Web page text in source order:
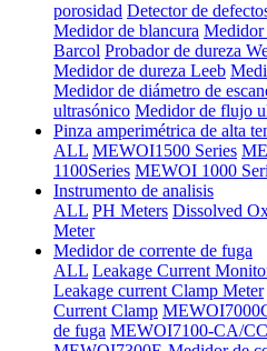
porosidad Detector de
Medidor de blancura
Barcol Probador de dureza
Medidor de dureza Leeb
Medidor de diámetro de
ultrasónico Medidor de flujo
Pinza amperimétrica de alta
ALL MEWOI1500 Series
1100Series MEWOI 1000
Instrumento de analisis
ALL PH Meters Dissolved
Meter
Medidor de corrente de fuga
ALL Leakage Current
Leakage current Clamp Meter
Current Clamp
de fuga MEWOI7100-CA/CC